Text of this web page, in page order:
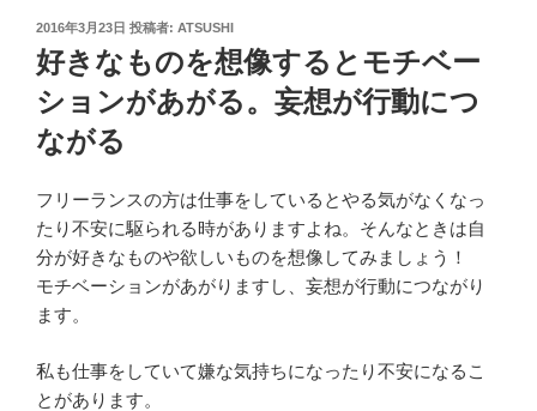
投
稿
日:
2016年3月23日 投稿者: ATSUSHI
好きなものを想像するとモチベー
ションがあがる。妄想が行動につ
ながる
フリーランスの方は仕事をしているとやる気がなくなっ
たり不安に駆られる時がありますよね。そんなときは自
分が好きなものや欲しいものを想像してみましょう！
モチベーションがあがりますし、妄想が行動につながり
ます。
私も仕事をしていて嫌な気持ちになったり不安になるこ
とがあります。